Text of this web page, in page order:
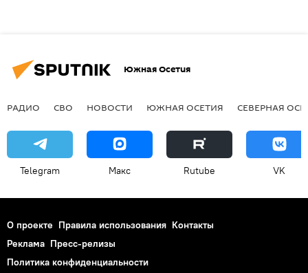
Южная Осетия
РАДИО СВО НОВОСТИ ЮЖНАЯ ОСЕТИЯ СЕВЕРНАЯ
Telegram Макс Rutube VK
О проекте Правила использования Контакты
Реклама Пресс-релизы
Политика конфиденциальности